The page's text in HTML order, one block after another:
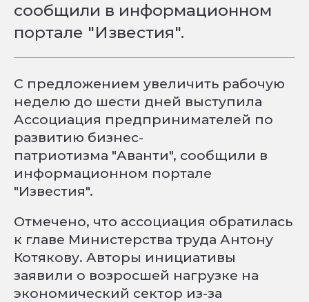
сообщили в информационном
портале "Известия".
С предложением увеличить рабочую
неделю до шести дней выступила
Ассоциация предпринимателей по
развитию бизнес-
патриотизма "Аванти", сообщили в
информационном портале
"Известия".
Отмечено, что ассоциация обратилась
к главе Министерства труда Антону
Котякову. Авторы инициативы
заявили о возросшей нагрузке на
экономический сектор из-за